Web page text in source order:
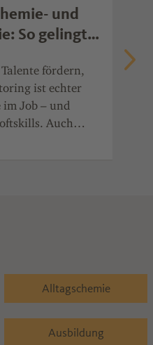
und
So gelingt
fördern,
ist echter
Job – und
Auch
und
Alltagschemie
Ausbildung